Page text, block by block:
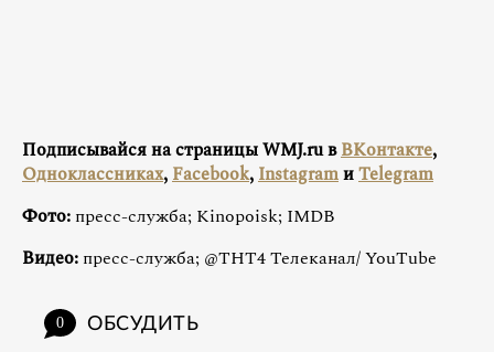
Подписывайся на страницы WMJ.ru вВКонтакте,
Одноклассниках,Facebook,InstagramиTelegram
Фото: пресс-служба; Kinopoisk; IMDB
Видео: пресс-служба; @ТНТ4 Телеканал/ YouTube
0 ОБСУДИТЬ